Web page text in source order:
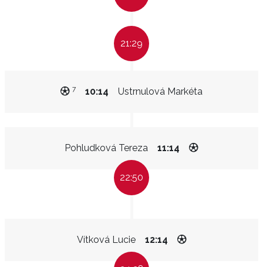
21:29
Ustrnulová Markéta
10:14
7
Pohludková Tereza 11:14
22:50
Vítková Lucie 12:14